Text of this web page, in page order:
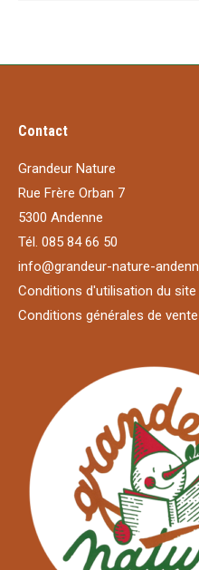
Contact
Grandeur Nature
Rue Frère Orban 7
5300 Andenne
Tél. 085 84 66 50
info@grandeur-nature-
Conditions d'utilisation du site
Conditions générales de vente